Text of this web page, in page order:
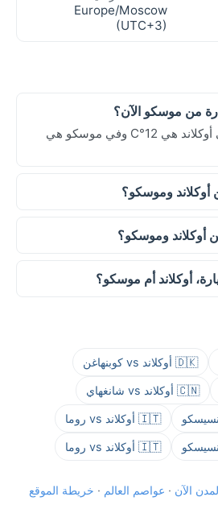
Europe/Moscow
(UTC+3)
من موسكو الآن؟
حاليًا، درجة الحرارة في أوكلاند هي 12°C وفي موسكو هي
أوكلاند وموسكو؟
أوكلاند وموسكو؟
أوكلاند أم موسكو؟
🇩🇰 أوكلاند vs كوبنهاغن
🇨🇳 أوكلاند vs شانغهاي
🇮🇹 أوكلاند vs روما
🇮🇹 أوكلاند vs روما
الآن · عواصم العالم · خريطة الموقع